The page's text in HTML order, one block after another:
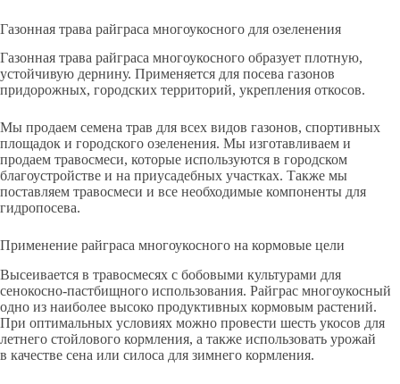
Газонная трава райграса многоукосного для озеленения
Газонная трава райграса многоукосного образует плотную,
устойчивую дернину. Применяется для посева газонов
придорожных, городских территорий, укрепления откосов.
Мы продаем семена трав для всех видов газонов, спортивных
площадок и городского озеленения. Мы изготавливаем и
продаем травосмеси, которые используются в городском
благоустройстве и на приусадебных участках. Также мы
поставляем травосмеси и все необходимые компоненты для
гидропосева.
Применение райграса многоукосного на кормовые цели
Высеивается в травосмесях с бобовыми культурами для
сенокосно-пастбищного использования. Райграс многоукосный
одно из наиболее высоко продуктивных кормовым растений.
При оптимальных условиях можно провести шесть укосов для
летнего стойлового кормления, а также использовать урожай
в качестве сена или силоса для зимнего кормления.